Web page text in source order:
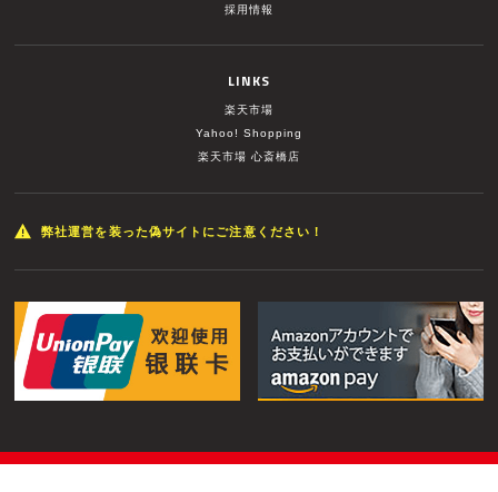
採用情報
LINKS
楽天市場
Yahoo! Shopping
楽天市場 心斎橋店
弊社運営を装った偽サイトにご注意ください！